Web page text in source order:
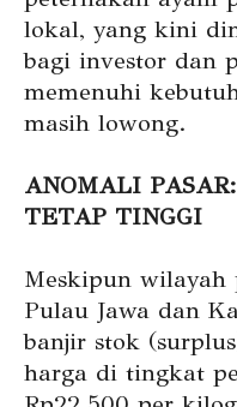
lokal, yang kini
bagi investor dan
memenuhi
masih lowong.
ANOMALI
TETAP TINGGI
Meskipun wilayah
Pulau Jawa dan
banjir stok
harga di tingkat